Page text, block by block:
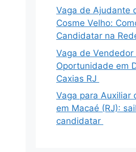
Vaga de Ajudante
Cosme Velho:
Candidatar na
Vaga de Vendedor
Oportunidade em
Caxias RJ
Vaga para Auxiliar
em Macaé (RJ):
candidatar